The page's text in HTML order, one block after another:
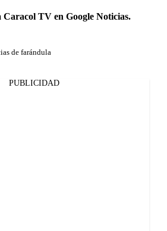
Caracol TV en Google Noticias.
de farándula
PUBLICIDAD